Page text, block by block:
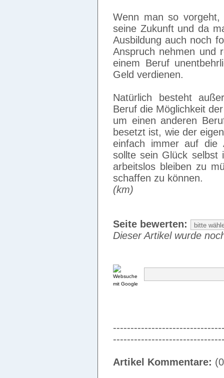
Wenn man so
seine Zukunft und da
Ausbildung auch noch
Anspruch nehmen und
einem Beruf
Geld verdienen.
Natürlich besteht
Beruf die Möglichkeit
um einen anderen
besetzt ist, wie der
einfach immer auf die
sollte sein Glück selbst
arbeitslos bleiben zu
schaffen zu können.
(km)
Seite bewerten:
Dieser Artikel wurde
Artikel Kommentare: